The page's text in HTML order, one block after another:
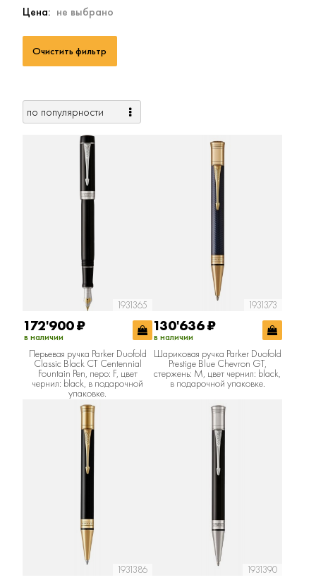
Цена
Очистить фильтр
1931365
172'900₽
в наличии
Перьевая ручка Parker Duofold
Classic Black CT Centennial
Fountain Pen, перо: F, цвет
чернил: black, в подарочной
упаковке.
1931373
130'636₽
в наличии
Шариковая ручка Parker Duofold
Prestige Blue Chevron GT,
стержень: M, цвет чернил: black,
в подарочной упаковке.
1931386 1931390